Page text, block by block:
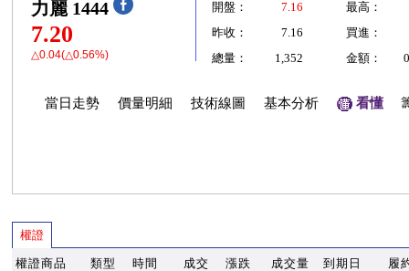
力麗 1444
7.20
△0.04(△0.56%)
開盤： 7.16
最高：
昨收：
7.16
買進：
總量：
1,352 金額：
當日走勢 價量明細 技術線圖 基本分析 看懂
權證
權證商品 類型 時間 成交 漲跌 成交量 到期日
履